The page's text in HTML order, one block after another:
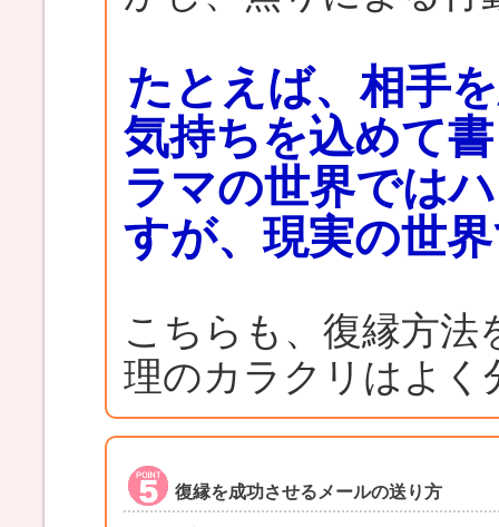
たとえば、相手
気持ちを込めて
ラマの世界では
すが、現実の世
こちらも、復縁方法
理のカラクリはよ
復縁を成功させるメールの送り方